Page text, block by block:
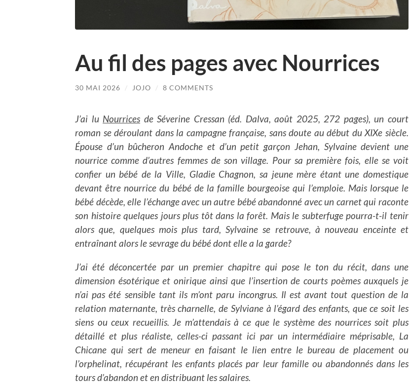
Au fil des pages avec Nourrices
30 MAI 2026 / JOJO / 8 COMMENTS
J’ai lu Nourrices de Séverine Cressan (éd. Dalva, août 2025, 272 pages), un court
roman se déroulant dans la campagne française, sans doute au début du XIXe siècle.
Épouse d’un bûcheron Andoche et d’un petit garçon Jehan, Sylvaine devient une
nourrice comme d’autres femmes de son village. Pour sa première fois, elle se voit
confier un bébé de la Ville, Gladie Chagnon, sa jeune mère étant une domestique
devant être nourrice du bébé de la famille bourgeoise qui l’emploie. Mais lorsque le
bébé décède, elle l’échange avec un autre bébé abandonné avec un carnet qui raconte
son histoire quelques jours plus tôt dans la forêt. Mais le subterfuge pourra-t-il tenir
alors que, quelques mois plus tard, Sylvaine se retrouve, à nouveau enceinte et
entraînant alors le sevrage du bébé dont elle a la garde?
J’ai été déconcertée par un premier chapitre qui pose le ton du récit, dans une
dimension ésotérique et onirique ainsi que l’insertion de courts poèmes auxquels je
n’ai pas été sensible tant ils m’ont paru incongrus. Il est avant tout question de la
relation maternante, très charnelle, de Sylviane à l’égard des enfants, que ce soit les
siens ou ceux recueillis. Je m’attendais à ce que le système des nourrices soit plus
détaillé et plus réaliste, celles-ci passant ici par un intermédiaire méprisable, La
Chicane qui sert de meneur en faisant le lien entre le bureau de placement ou
l’orphelinat, récupérant les enfants placés par leur famille ou abandonnés dans les
tours d’abandon et en distribuant les salaires.